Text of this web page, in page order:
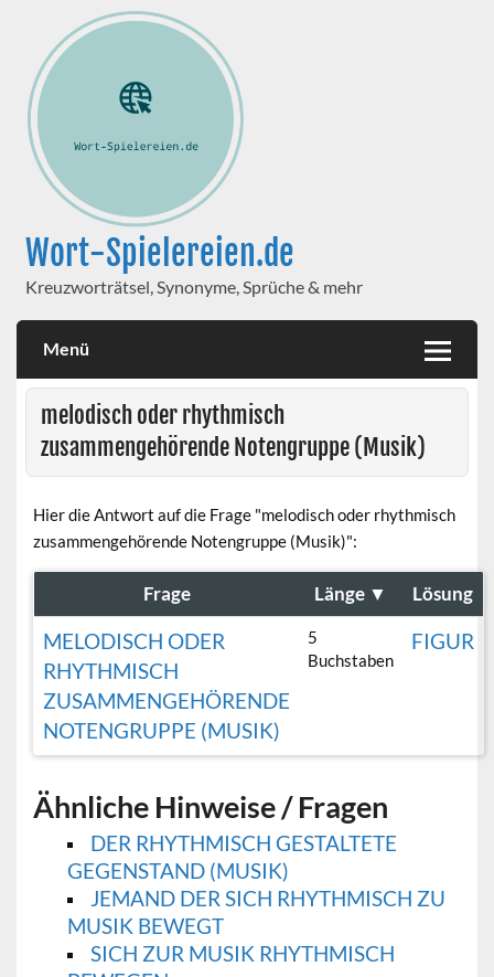
Wort-Spielereien.de
Kreuzworträtsel, Synonyme, Sprüche & mehr
Menü
melodisch oder rhythmisch
zusammengehörende Notengruppe (Musik)
Hier die Antwort auf die Frage "melodisch oder rhythmisch
zusammengehörende Notengruppe (Musik)":
Frage Länge ▼ Lösung
MELODISCH ODER
RHYTHMISCH
ZUSAMMENGEHÖRENDE
NOTENGRUPPE (MUSIK)
5
Buchstaben
FIGUR
Ähnliche Hinweise / Fragen
DER RHYTHMISCH GESTALTETE
GEGENSTAND (MUSIK)
JEMAND DER SICH RHYTHMISCH ZU
MUSIK BEWEGT
SICH ZUR MUSIK RHYTHMISCH